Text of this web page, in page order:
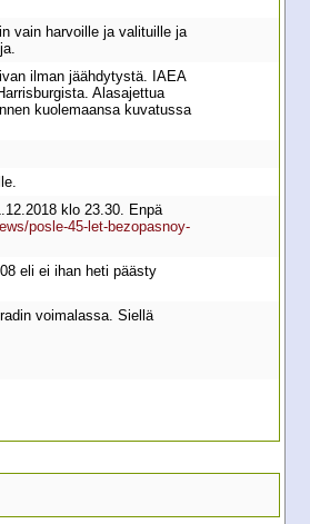
vain harvoille ja valituille ja
ilman jäähdytystä. IAEA
Alasajettua
kuolemaansa kuvatussa
klo 23.30. Enpä
posle-45-let-bezopasnoy-
eli ei ihan heti päästy
voimalassa. Siellä